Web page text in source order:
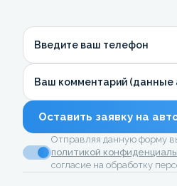
Введите ваш телефон
Ваш комментарий (данные
Оставить заявку на
Отправляя данную форму
политикой
согласие на обработку